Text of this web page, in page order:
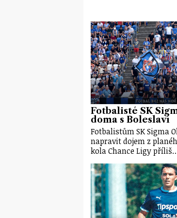
Fotbalisté SK
doma s Boleslaví
Fotbalistům SK Sigma
napravit dojem z
kola Chance Ligy